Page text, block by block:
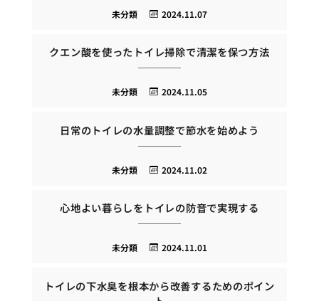
2024.11.07
未分類
クエン酸を使ったトイレ掃除で清潔を保つ方法
2024.11.05
未分類
日常のトイレの水量調整で節水を始めよう
2024.11.02
未分類
心地よい暮らしをトイレの防音で実現する
2024.11.01
未分類
トイレの下水臭を根本から改善するためのポイン